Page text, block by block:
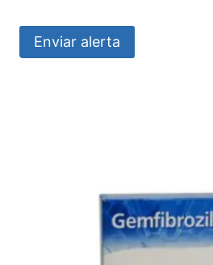
Enviar alerta